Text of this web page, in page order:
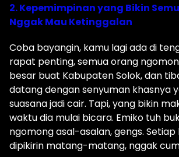
2. Kepemimpinan yang Bikin
Nggak Mau Ketinggalan
Coba bayangin, kamu lagi ada di
rapat penting, semua orang
besar buat Kabupaten Solok, dan
datang dengan senyuman khasnya
suasana jadi cair. Tapi, yang bikin
waktu dia mulai bicara. Emiko tuh
ngomong asal-asalan, gengs.
dipikirin matang-matang, nggak